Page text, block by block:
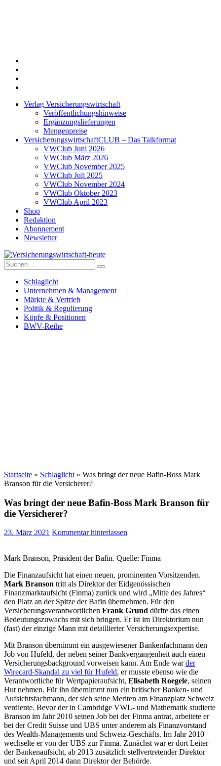
Verlag Versicherungswirtschaft
Veröffentlichungshinweise
Ergänzungslieferungen
Mengenpreise
VersicherungswirtschaftCLUB – Das Talkformat
VWClub Juni 2026
VWClub März 2026
VWClub November 2025
VWClub Juli 2025
VWClub November 2024
VWClub Oktober 2023
VWClub April 2023
Shop
Redaktion
Abonnement
Newsletter
Versicherungswirtschaft-heute
Suche
nach:
Schlaglicht
Unternehmen & Management
Märkte & Vertrieb
Politik & Regulierung
Köpfe & Positionen
BWV-Reihe
Startseite » Schlaglicht » Was bringt der neue Bafin-Boss Mark
Branson für die Versicherer?
Was bringt der neue Bafin-Boss Mark Branson für
die Versicherer?
23. März 2021 Kommentar hinterlassen
Mark Branson, Präsident der Bafin. Quelle: Finma
Die Finanzaufsicht hat einen neuen, prominenten Vorsitzenden.
Mark Branson tritt als Direktor der Eidgenössischen
Finanzmarktaufsicht (Finma) zurück und wird „Mitte des Jahres“
den Platz an der Spitze der Bafin übernehmen. Für den
Versicherungsverantwortlichen Frank Grund dürfte das einen
Bedeutungszuwachs mit sich bringen. Er ist im Direktorium nun
(fast) der einzige Mann mit detaillierter Versicherungsexpertise.
Mit Branson übernimmt ein ausgewiesener Bankenfachmann den
Job von Hufeld, der neben seiner Bankvergangenheit auch einen
Versicherungsbackground vorweisen kann. Am Ende warder
Wirecard-Skandal zu viel für Hufeld, er musste ebenso wie die
Verantwortliche für Wertpapieraufsicht, Elisabeth Roegele, seinen
Hut nehmen. Für ihn übernimmt nun ein britischer Banken- und
Aufsichtsfachmann, der sich seine Meriten am Finanzplatz Schweiz
verdiente. Bevor der in Cambridge VWL- und Mathematik studierte
Branson im Jahr 2010 seinen Job bei der Finma antrat, arbeitete er
bei der Credit Suisse und UBS unter anderem als Finanzvorstand
des Wealth-Managements und Schweiz-Geschäfts. Im Jahr 2010
wechselte er von der UBS zur Finma. Zunächst war er dort Leiter
der Bankenaufsicht, ab 2013 zusätzlich stellvertretender Direktor
und seit April 2014 dann Direktor der Behörde.